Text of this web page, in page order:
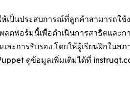
ป็นประสบการณ์ที่ลูกค้าสามารถใช้
ตฟอร์มนี้เพื่อดำเนินการสาธิตและ
ะการรับรอง โดยให้ผู้เรียนฝึกในส
ดูข้อมูลเพิ่มเติมได้ที่